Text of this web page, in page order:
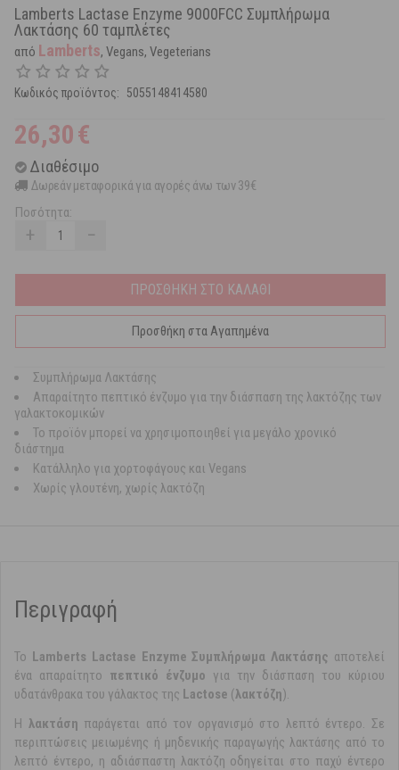
Lamberts Lactase Enzyme 9000FCC Συμπλήρωμα
Λακτάσης 60 ταμπλέτες
από Lamberts, Vegans, Vegeterians
Κωδικός προϊόντος: 5055148414580
26,30€
Διαθέσιμο
Δωρεάν μεταφορικά για αγορές άνω των 39€
Ποσότητα:
+ −
ΠΡΟΣΘΗΚΗ ΣΤΟ ΚΑΛΑΘΙ
Προσθήκη στα Αγαπημένα
Συμπλήρωμα Λακτάσης
Απαραίτητο πεπτικό ένζυμο για την διάσπαση της λακτόζης των
γαλακτοκομικών
Το προϊόν μπορεί να χρησιμοποιηθεί για μεγάλο χρονικό
διάστημα
Κατάλληλο για χορτοφάγους και Vegans
Χωρίς γλουτένη, χωρίς λακτόζη
Περιγραφή
Το Lamberts Lactase Enzyme Συμπλήρωμα Λακτάσης αποτελεί
ένα απαραίτητο πεπτικό ένζυμο για την διάσπαση του κύριου
υδατάνθρακα του γάλακτος της Lactose (λακτόζη).
Η λακτάση παράγεται από τον οργανισμό στο λεπτό έντερο. Σε
περιπτώσεις μειωμένης ή μηδενικής παραγωγής λακτάσης από το
λεπτό έντερο, η αδιάσπαστη λακτόζη οδηγείται στο παχύ έντερο